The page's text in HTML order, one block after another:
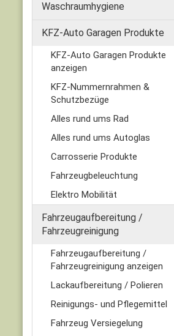
Waschraumhygiene
KFZ-Auto Garagen Produkte
KFZ-Auto Garagen Produkte
anzeigen
KFZ-Nummernrahmen &
Schutzbezüge
Alles rund ums Rad
Alles rund ums Autoglas
Carrosserie Produkte
Fahrzeugbeleuchtung
Elektro Mobilität
Fahrzeugaufbereitung /
Fahrzeugreinigung
Fahrzeugaufbereitung /
Fahrzeugreinigung anzeigen
Lackaufbereitung / Polieren
Reinigungs- und Pflegemittel
Fahrzeug Versiegelung